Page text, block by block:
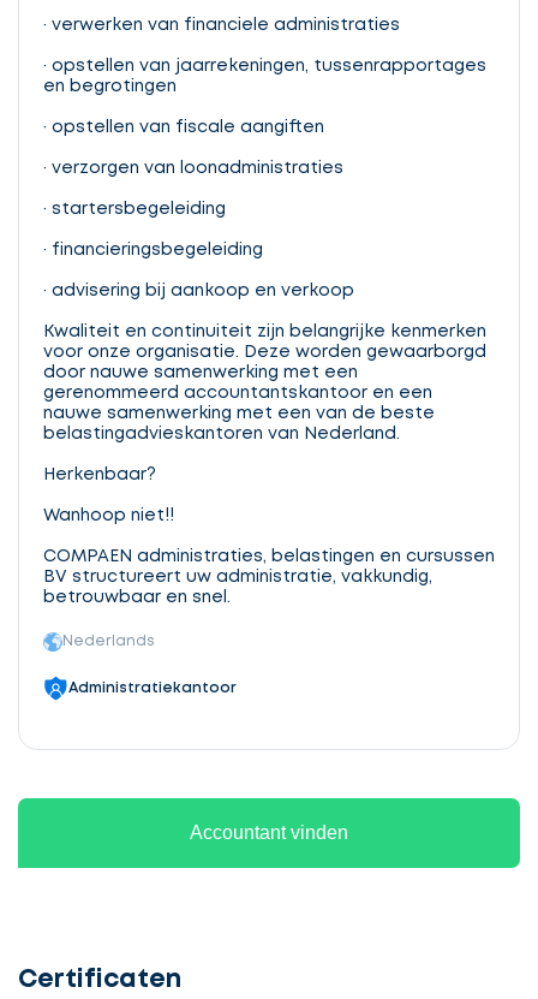
· verwerken van financiele administraties
· opstellen van jaarrekeningen, tussenrapportages
en begrotingen
· opstellen van fiscale aangiften
· verzorgen van loonadministraties
· startersbegeleiding
· financieringsbegeleiding
· advisering bij aankoop en verkoop
Kwaliteit en continuiteit zijn belangrijke kenmerken
voor onze organisatie. Deze worden gewaarborgd
door nauwe samenwerking met een
gerenommeerd accountantskantoor en een
nauwe samenwerking met een van de beste
belastingadvieskantoren van Nederland.
Herkenbaar?
Wanhoop niet!!
COMPAEN administraties, belastingen en cursussen
BV structureert uw administratie, vakkundig,
betrouwbaar en snel.
Nederlands
Administratiekantoor
Accountant vinden
Certificaten